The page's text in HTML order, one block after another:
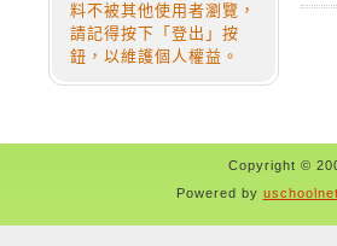
料不被其他使用者瀏覽，
請記得按下「登出」按
鈕，以維護個人權益。
Copyright ©
Powered by